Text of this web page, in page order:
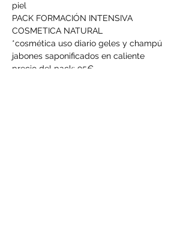
piel
PACK FORMACIÓN INTENSIVA
COSMETICA NATURAL
*cosmética uso diario geles y champú
jabones saponificados en caliente
precio del pack: 95€